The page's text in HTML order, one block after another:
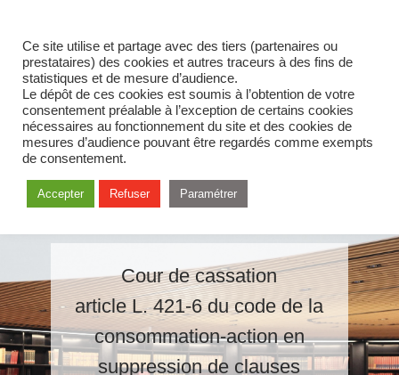
Cour de cassation
article L. 421-6 du code de la
consommation-action en
suppression de clauses
Ce site utilise et partage avec des tiers (partenaires ou
prestataires) des cookies et autres traceurs à des fins de
statistiques et de mesure d’audience.
Le dépôt de ces cookies est soumis à l’obtention de votre
consentement préalable à l’exception de certains cookies
nécessaires au fonctionnement du site et des cookies de
mesures d’audience pouvant être regardés comme exempts
de consentement.
Accepter Refuser Paramétrer